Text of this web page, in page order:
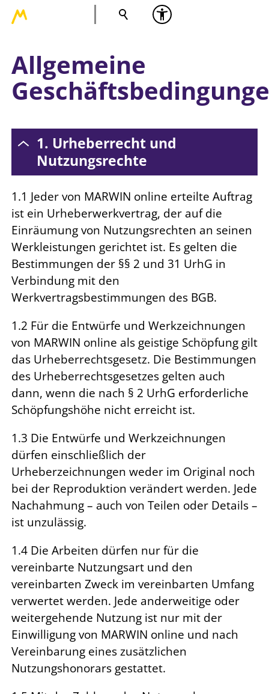
Allgemeine
1. Urheberrecht und
Nutzungsrechte
1.1 Jeder von MARWIN online erteilte Auftrag
ist ein Urheberwerkvertrag, der auf die
Einräumung von Nutzungsrechten an seinen
Werkleistungen gerichtet ist. Es gelten die
Bestimmungen der §§ 2 und 31 UrhG in
Verbindung mit den
Werkvertragsbestimmungen des BGB.
1.2 Für die Entwürfe und Werkzeichnungen
von MARWIN online als geistige Schöpfung gilt
das Urheberr­echtsgesetz. Die Bestimmungen
des Urheberrechtsgesetzes gelten auch
dann, wenn die nach § 2 UrhG erforderliche
Schöpfungshöhe nicht erreicht ist.
1.3 Die Entwürfe und Werkzeichnungen
dürfen einschließlich der
Urheberzeichnungen weder im Original noch
bei der Reproduktion verändert werden. Jede
Nachahmung – auch von Teilen oder Details –
ist unzulässig.
1.4 Die Arbeiten dürfen nur für die
vereinbarte Nutzungsart und den
vereinbarten Zweck im ver­­ein­barten Umfang
verwertet werden. Jede anderweitige oder
weitergehende Nutzung ist nur mit der
Einwilligung von MARWIN online und nach
Vereinbarung eines zusätzlichen
Nutzungshonorars gestattet.